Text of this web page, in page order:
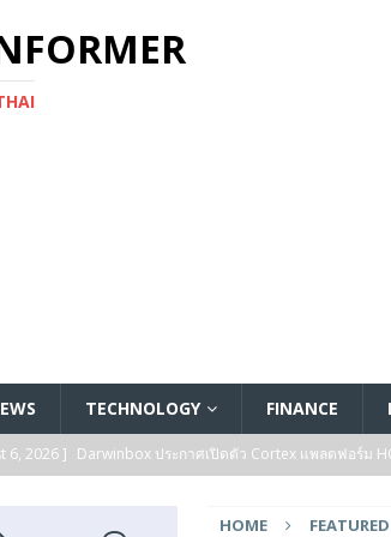
TECHNOLOGY FINANCE
6, 2026 ] Darwinbox ประกาศเปิดตัว Cortex แพลตฟอร์ม
HOME FEATURED